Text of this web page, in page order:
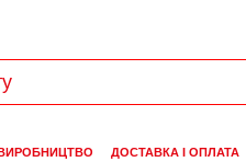
ДОСТАВКА І ОПЛАТА